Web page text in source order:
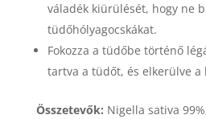
váladék kiürülését, hogy ne
tüdőhólyagocskákat.
Fokozza a tüdőbe történő
tartva a tüdőt, és elkerülve a
Összetevők: Nigella sativa